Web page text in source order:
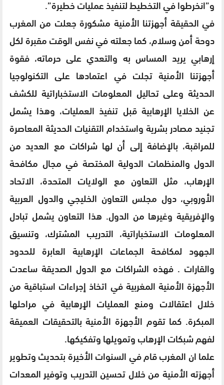
و”انخرطوا في التخطيط لتنفيذ عمليات خطيرة”.
في الحقيقة أجهزتنا الأمنية مشكورة جعلت من المغرب
دوحة أمن وسلام، كما جعلته في نفس الوقت مقبرة لكل
إرهابي يريد المساس به والتعدي على حرماته، فقوة
أجهزتنا الأمنية تجلت في اعتمادها على التكنولوجيا
الحديثة وعلى تحاليل المعلومات الاستخباراتية للكشف
عن الخلايا الإرهابية قبل تنفيذ العمليات، وهذا يشمل
تجنيد مصادر بشرية واستخدام التقنيات الحديثة المعاصرة
للمراقبة، بالإضافة إلى أن لها شراكات مع العديد من
الدول والمنظمات الدولية المختصة في مجال مكافحة
الإرهاب، مثل التعاون مع الولايات المتحدة، الاتحاد
الأوروبي، دول مجلس التعاون الخليجي والدول العربية
والإفريقية وغيرها من الدول. هذا التعاون يشمل تبادل
المعلومات الاستخباراتية، التدريب المشترك، وتنسيق
الجهود لمكافحة الجماعات الإرهابية العابرة للحدود
والقارات . فهذه الشراكات مع الدول الصديقة ساعدت
الأجهزة الأمنية المغربية في اتخاذ إجراءات استباقية من
خلال اعتقالات ومنع العمليات الإرهابية في مراحلها
المبكرة. كما تقوم الأجهزة الأمنية بالتحقيقات العميقة
لفهم شبكات الإرهاب وتمويلها وتفكيكها.
علما ان المغرب قام في السنوات الأخيرة بتحديث وتطوير
أجهزته الأمنية من خلال تحسين التدريب وتوفير المعدات